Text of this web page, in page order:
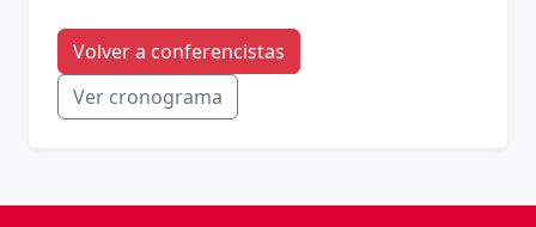
Volver a conferencistas
Ver cronograma